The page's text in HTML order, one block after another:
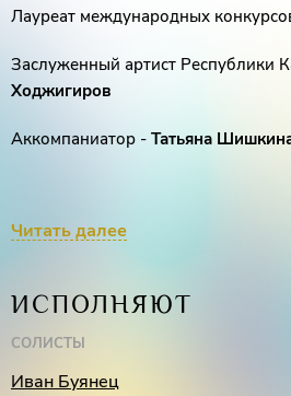
Лауреат международных
Заслуженный артист Республики
Ходжигиров
Аккомпаниатор - Татьяна
Читать далее
ИСПОЛНЯЮТ
СОЛИСТЫ
Иван Буянец